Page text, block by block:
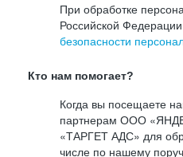
При обработке
Российской
безопасности
Кто нам помогает?
Когда вы посещаете
партнерам ООО
«ТАРГЕТ АДС» для
числе по нашему